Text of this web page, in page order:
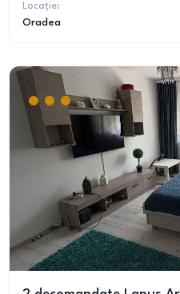
Locație:
Oradea